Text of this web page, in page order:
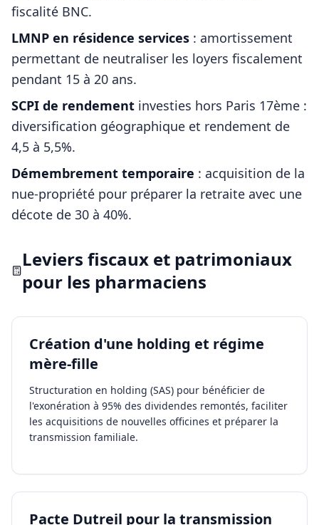
fiscalité BNC.
LMNP en résidence services : amortissement
permettant de neutraliser les loyers fiscalement
pendant 15 à 20 ans.
SCPI de rendement investies hors Paris 17ème :
diversification géographique et rendement de
4,5 à 5,5%.
Démembrement temporaire : acquisition de la
nue-propriété pour préparer la retraite avec une
décote de 30 à 40%.
Leviers fiscaux et patrimoniaux
pour les pharmaciens
Création d'une holding et régime
mère-fille
Structuration en holding (SAS) pour bénéficier de
l'exonération à 95% des dividendes remontés, faciliter
les acquisitions de nouvelles officines et préparer la
transmission familiale.
Pacte Dutreil pour la transmission